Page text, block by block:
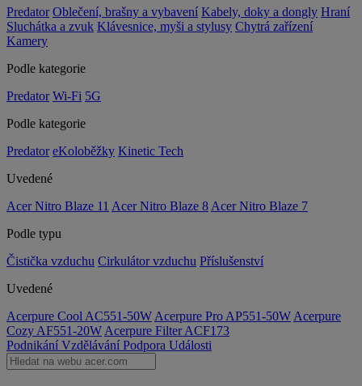
Predator Oblečení, brašny a vybavení Kabely, doky a dongly Hraní
Sluchátka a zvuk Klávesnice, myši a stylusy Chytrá zařízení
Kamery
Podle kategorie
Predator Wi-Fi 5G
Podle kategorie
Predator eKoloběžky Kinetic Tech
Uvedené
Acer Nitro Blaze 11 Acer Nitro Blaze 8 Acer Nitro Blaze 7
Podle typu
Čistička vzduchu Cirkulátor vzduchu Příslušenství
Uvedené
Acerpure Cool AC551-50W Acerpure Pro AP551-50W Acerpure
Cozy AF551-20W Acerpure Filter ACF173
Podnikání Vzdělávání Podpora Události